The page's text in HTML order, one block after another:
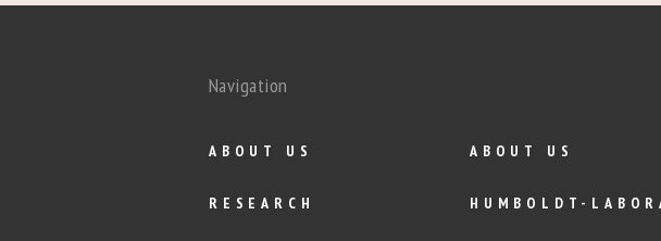
Navigation
ABOUT US
RESEARCH
ABOUT US
HUMBOLDT-